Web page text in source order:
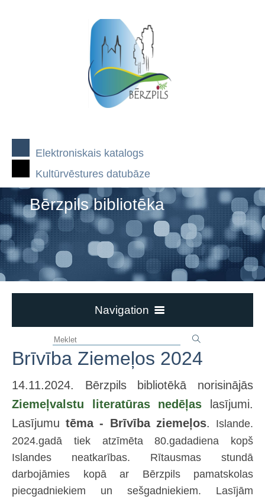
Elektroniskais katalogs
Kultūrvēstures datubāze
Bērzpils bibliotēka
Navigation
Ievērībai!
Pasākumi un izstādes
Galerijas
Jaunieguvumi
Brīvība Ziemeļos 2024
14.11.2024. Bērzpils bibliotēkā norisinājās
Ziemeļvalstu literatūras nedēļas lasījumi.
Lasījumutēma - Brīvība ziemeļos. Islande.
2024.gadā tiek atzīmēta 80.gadadiena kopš
Islandes neatkarības. Rītausmas stundā
darbojāmies kopā ar Bērzpils pamatskolas
piecgadniekiem un sešgadniekiem. Lasījām